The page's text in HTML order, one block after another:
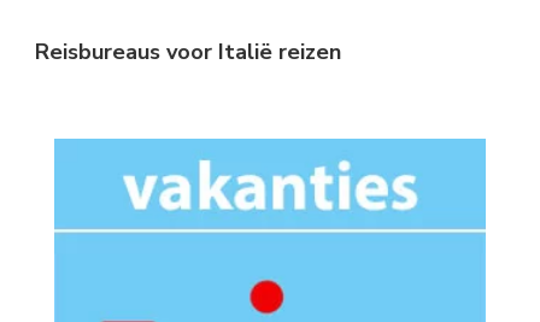
Reisbureaus voor Italië reizen